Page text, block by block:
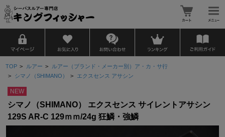
TOP > ルアー > ルアー（ブランド・メーカー別）ア・カ・サ行
> シマノ（SHIMANO） > エクスセンス アサシン
NEW
シマノ（SHIMANO） エクスセンス サイレントアサシン
129S AR-C 129ｍｍ/24g 狂鱗・強鱗